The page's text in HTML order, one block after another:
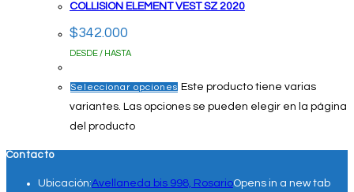
COLLISION ELEMENT VEST SZ 2020
$342.000
DESDE / HASTA
Seleccionar opciones Este producto tiene varias
variantes. Las opciones se pueden elegir en la página
del producto
Contacto
Ubicación:Avellaneda bis 998, RosarioOpens in a new tab